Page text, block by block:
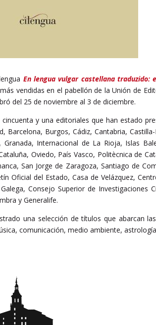
En lengua vulgar castellana traduzido:
vendidas en el pabellón de la Unión de
del 25 de noviembre al 3 de diciembre.
cincuenta y una editoriales que han estado
Barcelona, Burgos, Cádiz, Cantabria,
Granada, Internacional de La Rioja, Islas
Oviedo, País Vasco, Politècnica de
San Jorge de Zaragoza, Santiago de
Oficial del Estado, Casa de Velázquez,
Consejo Superior de Investigaciones
y Generalife.
una selección de títulos que abarcan
comunicación, medio ambiente,